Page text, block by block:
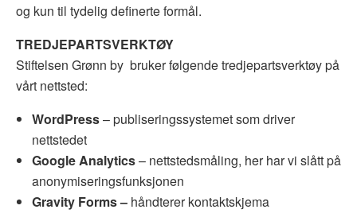
og kun til tydelig definerte formål.
TREDJEPARTSVERKTØY
Stiftelsen Grønn by bruker følgende tredjepartsverktøy på
vårt nettsted:
WordPress– publiseringssystemet som driver
nettstedet
Google Analytics– nettstedsmåling, her har vi slått på
anonymiseringsfunksjonen
Gravity Forms – håndterer kontaktskjema